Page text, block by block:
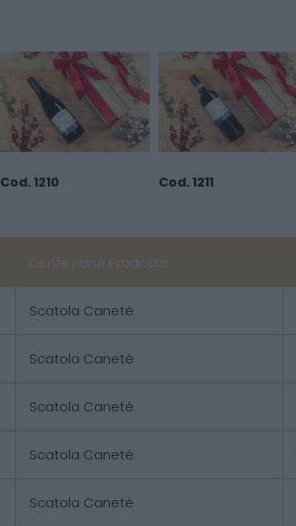
Cod. 1210 Cod. 1211
Confezione Prodotto
Scatola Caneté
Scatola Caneté
Scatola Caneté
Scatola Caneté
Scatola Caneté